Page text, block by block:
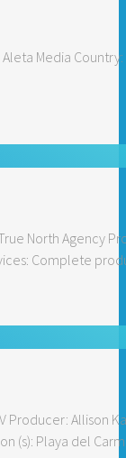
Media
North Agency
Complete
Producer: Allison
(s): Playa del